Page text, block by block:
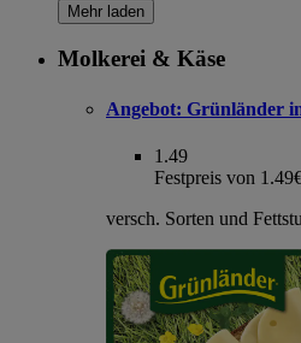
Mehr laden
Molkerei & Käse
Angebot: Grünländer
1.49
Festpreis von
versch. Sorten und